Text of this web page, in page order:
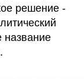
решение -
название